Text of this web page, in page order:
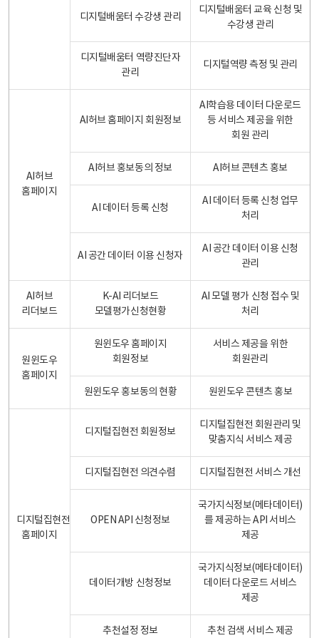
디지털배움터 수강생 관리
디지털배움터 교육 신청 및
수강생 관리
디지털배움터 역량진단자
관리
디지털역량 측정 및 관리
AI허브
홈페이지
AI허브 홈페이지 회원정보
AI학습용 데이터 다운로드
등 서비스 제공을 위한
회원 관리
AI허브 홍보동의 정보 AI허브 콘텐츠 홍보
AI 데이터 등록 신청
AI 데이터 등록 신청 업무
처리
AI 공간 데이터 이용 신청자
AI 공간 데이터 이용 신청
관리
AI허브
리더보드
K-AI 리더보드
모델평가신청현황
AI 모델 평가 신청 접수 및
처리
원윈도우
홈페이지
원윈도우 홈페이지
회원정보
서비스 제공을 위한
회원관리
원윈도우 홍보동의 현황 원윈도우 콘텐츠 홍보
디지털집현전
홈페이지
디지털집현전 회원정보
디지털집현전 회원관리 및
맞춤지식 서비스 제공
디지털집현전 의견수렴 디지털집현전 서비스 개선
OPEN API 신청정보
국가지식정보(메타데이터)
를 제공하는 API 서비스
제공
데이터개방 신청정보
국가지식정보(메타데이터)
데이터 다운로드 서비스
제공
추천설정 정보 추천 검색 서비스 제공